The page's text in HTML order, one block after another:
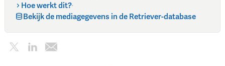
Hoe werkt dit?·
Bekijk de mediagegevens in de Retriever-database